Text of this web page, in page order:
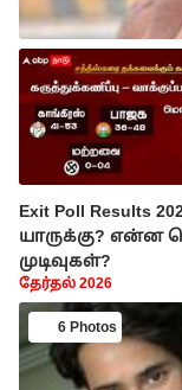
Exit Poll Results
யாருக்கு? என்ன
முடிவுகள்?
தேர்தல் 2026
6 Photos